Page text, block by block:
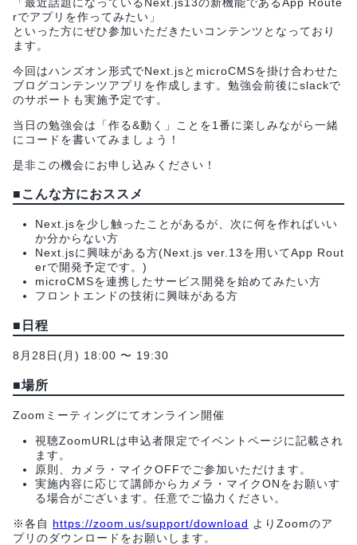
rでアプリを作ってみたい」
といった方にぜひ参加いただきたいコンテンツとなっており
ます。
今回はハンズオン形式でNext.jsとmicroCMSを掛け合わせた
ブログコンテンツアプリを作成します。勉強会前後にslackで
のサポートも実施予定です。
当日の勉強会は「作る&動く」ことを1番に楽しみながら一緒
にコードを書いてみましょう！
是非この機会にお申し込みください！
■こんな方におススメ
Next.jsを少し触ったことがあるが、次に何を作ればいい
か分からない方
Next.jsに興味がある方(Next.js ver.13を用いてApp Rout
erで開発予定です。)
microCMSを連携したサービス開発を始めてみたい方
フロントエンドの技術に興味がある方
■日程
8月28日(月) 18:00 〜 19:30
■場所
Zoomミーティングにてオンライン開催
視聴ZoomURLは申込者限定でイベントページに記載され
ます。
原則、カメラ・マイクOFFでご参加いただけます。
実施内容に応じて講師からカメラ・マイクONをお願いす
る場合がございます。任意でご協力ください。
※各自 https://zoom.us/support/download よりZoomのア
プリのダウンロードをお願いします。